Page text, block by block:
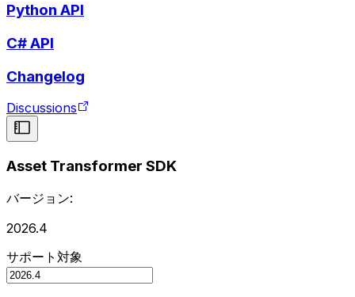
Python API
C# API
Changelog
Discussions
Asset Transformer SDK
バージョン:
2026.4
サポート対象